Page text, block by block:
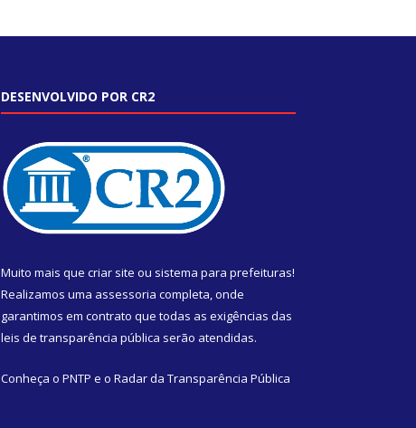
DESENVOLVIDO POR CR2
Muito mais que criar site ou sistema para prefeituras!
Realizamos uma assessoria completa, onde
garantimos em contrato que todas as exigências das
leis de transparência pública serão atendidas.
Conheça o PNTP e o Radar da Transparência Pública